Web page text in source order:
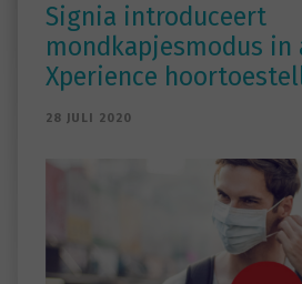
Signia introduceert
mondkapjesmodus in
Xperience
28 JULI 2020